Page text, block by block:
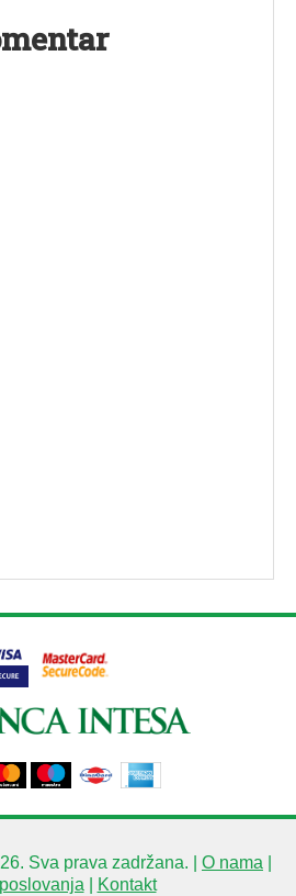
Sva prava zadržana. | O nama
Kontakt